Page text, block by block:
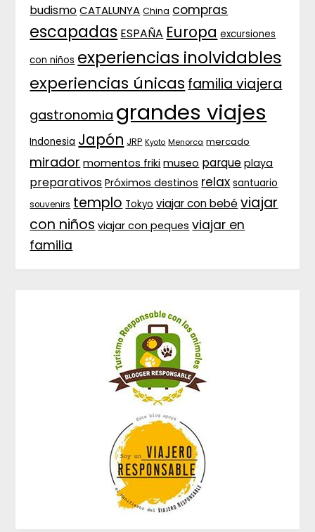
budismo CATALUNYA China compras
escapadas ESPAÑA Europa excursiones
con niños experiencias inolvidables
experiencias únicas familia viajera
gastronomia grandes viajes
Indonesia Japón JRP Kyoto Menorca mercado
mirador momentos friki museo parque playa
preparativos Próximos destinos relax santuario
souvenirs templo Tokyo viajar con bebé viajar
con niños viajar con peques viajar en
familia